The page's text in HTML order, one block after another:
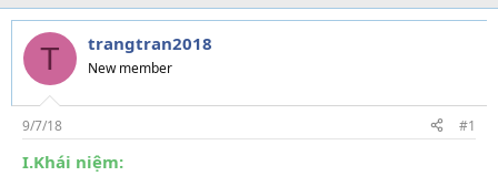
h
r
e
d
s
t
a
r
g
à
y
g
i
T trangtran2018
New member
9/7/18 #1
I.Khái niệm: